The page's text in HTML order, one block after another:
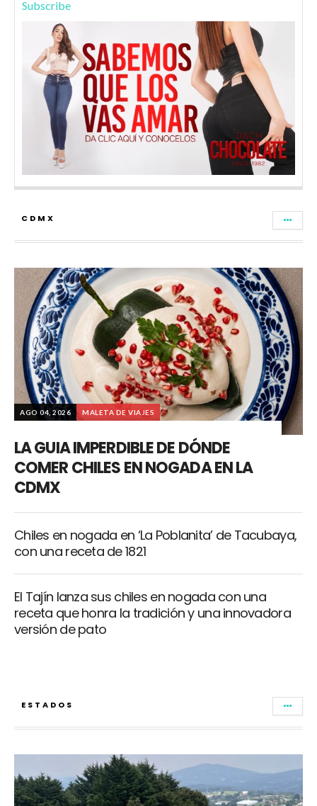
Subscribe
CDMX
AGO 04, 2026 MALETA DE VIAJES
LA GUIA IMPERDIBLE DE DÓNDE
COMER CHILES EN NOGADA EN LA
CDMX
Chiles en nogada en ‘La Poblanita’ de Tacubaya,
con una receta de 1821
El Tajín lanza sus chiles en nogada con una
receta que honra la tradición y una innovadora
versión de pato
ESTADOS